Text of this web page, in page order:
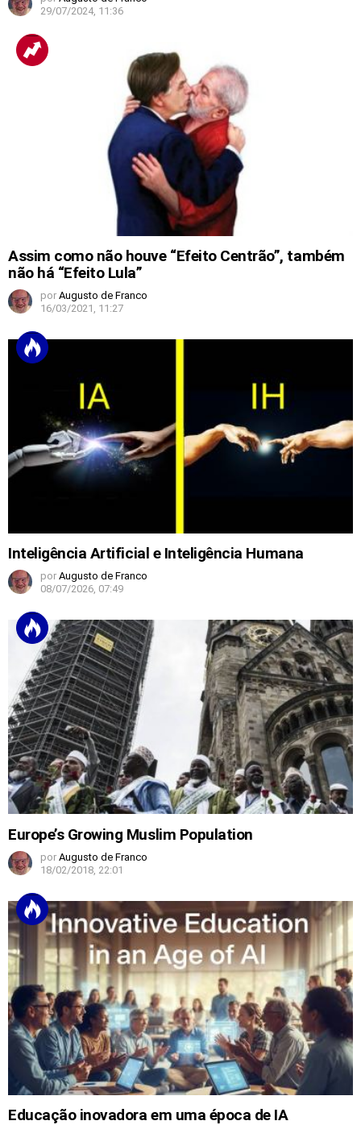
29/07/2024, 11:36
Assim como não houve “Efeito Centrão”, também
não há “Efeito Lula”
por Augusto de Franco
16/03/2021, 11:27
Inteligência Artificial e Inteligência Humana
por Augusto de Franco
08/07/2026, 07:49
Europe’s Growing Muslim Population
por Augusto de Franco
18/02/2018, 22:01
Educação inovadora em uma época de IA